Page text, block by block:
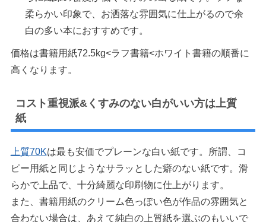
柔らかい印象で、お洒落な雰囲気に仕上がるので余
白の多い本におすすめです。
価格は書籍用紙72.5kg<ラフ書籍<ホワイト書籍の順番に
高くなります。
コスト重視派&くすみのない白がいい方は上質
紙
上質70Kは最も安価でプレーンな白い紙です。所謂、コ
ピー用紙と同じようなサラッとした癖のない紙です。滑
らかで上品で、十分綺麗な印刷物に仕上がります。
また、書籍用紙のクリーム色っぽい色が作品の雰囲気と
合わない場合は、あえて純白の上質紙を選ぶのもいいで